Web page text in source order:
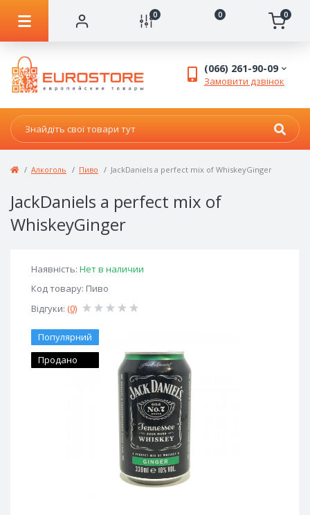
0 0 0
(066) 261-90-09
Замовити дзвінок
Алкоголь Пиво JackDaniels a perfect mix of WhiskeyGinger
JackDaniels a perfect mix of
WhiskeyGinger
Наявність: Нет в наличии
Код товару: Пиво
Відгуки: (0)
Популярний
Продано